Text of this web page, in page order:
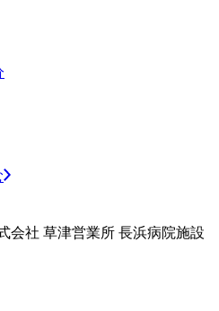
会社 草津営業所 長浜病院施設